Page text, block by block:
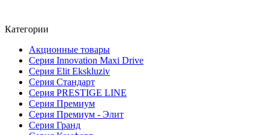
Категории
Акционные товары
Серия Innovation Maxi Drive
Серия Elit Ekskluziv
Серия Стандарт
Серия PRESTIGE LINE
Серия Премиум
Серия Премиум - Элит
Серия Гранд